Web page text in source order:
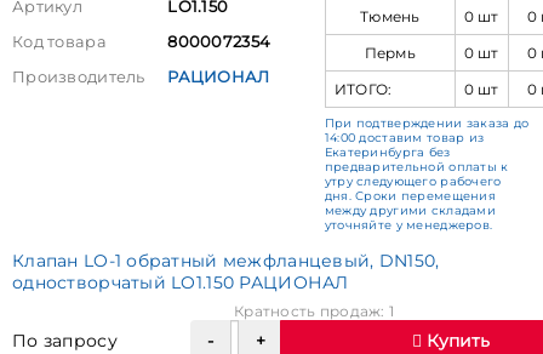
Артикул
LO1.150
Код товара
8000072354
Производитель
РАЦИОНАЛ
Тюмень 0 шт
0
Пермь
0 шт
0
ИТОГО:
0 шт 0
При подтверждении заказа до
14:00 доставим товар из
Екатеринбурга без
предварительной оплаты к
утру следующего рабочего
дня. Сроки перемещения
между другими складами
уточняйте у менеджеров.
Клапан LO-1 обратный межфланцевый, DN150,
одностворчатый LO1.150 РАЦИОНАЛ
По запросу
Кратность продаж: 1
Купить